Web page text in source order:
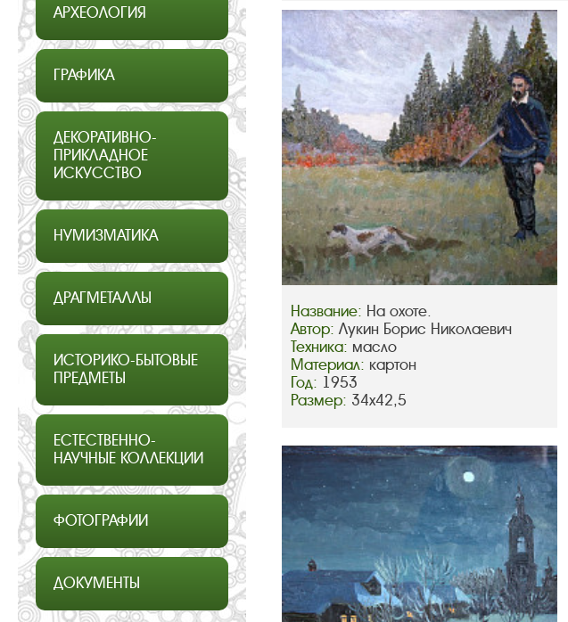
АРХЕОЛОГИЯ
ГРАФИКА
ДЕКОРАТИВНО-
ПРИКЛАДНОЕ
ИСКУССТВО
НУМИЗМАТИКА
ДРАГМЕТАЛЛЫ
ИСТОРИКО-БЫТОВЫЕ
ПРЕДМЕТЫ
ЕСТЕСТВЕННО-
НАУЧНЫЕ КОЛЛЕКЦИИ
ФОТОГРАФИИ
ДОКУМЕНТЫ
Название: На охоте.
Автор: Лукин Борис Николаевич
Техника: масло
Материал: картон
Год: 1953
Размер: 34х42,5